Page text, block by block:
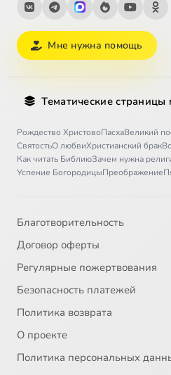
Мне нужна помощь
Тематические страницы
Рождество ХристовоПасхаВеликий
СвятостьО любвиХристианский брак
Как читать БиблиюЗачем нужна
Успение БогородицыПреображение
Благотворительность
Договор оферты
Регулярные пожертвования
Безопасность платежей
Политика возврата
О проекте
Политика персональных